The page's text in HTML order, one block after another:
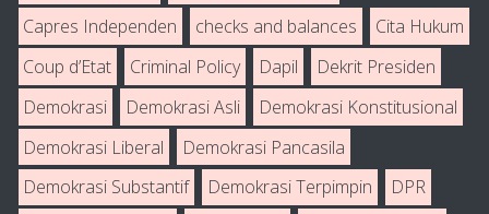
Capres Independen
checks and balances
Cita Hukum
Coup d’Etat
Criminal Policy Dapil
Dekrit Presiden
Demokrasi
Demokrasi Asli
Demokrasi Konstitusional
Demokrasi Liberal
Demokrasi Pancasila
Demokrasi Substantif
Demokrasi Terpimpin
DPR